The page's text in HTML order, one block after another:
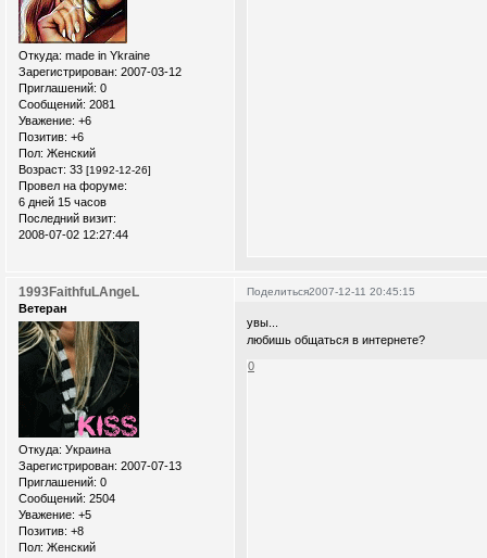
Откуда: made in Ykraine
Зарегистрирован: 2007-03-12
Приглашений: 0
Сообщений: 2081
Уважение: +6
Позитив: +6
Пол: Женский
Возраст: 33 [1992-12-26]
Провел на форуме:
6 дней 15 часов
Последний визит:
2008-07-02 12:27:44
Поделиться2007-12-11 20:45:15
1993FaithfuLAngeL
Ветеран
Откуда: Украина
Зарегистрирован: 2007-07-13
Приглашений: 0
Сообщений: 2504
Уважение: +5
Позитив: +8
Пол: Женский
увы...
любишь общаться в интернете?
0